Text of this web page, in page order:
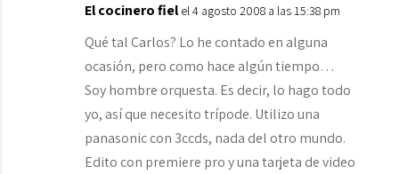
El cocinero fiel el 4 agosto 2008 a las 15:38 pm
Qué tal Carlos? Lo he contado en alguna
ocasión, pero como hace algún tiempo…
Soy hombre orquesta. Es decir, lo hago todo
yo, así que necesito trípode. Utilizo una
panasonic con 3ccds, nada del otro mundo.
Edito con premiere pro y una tarjeta de video